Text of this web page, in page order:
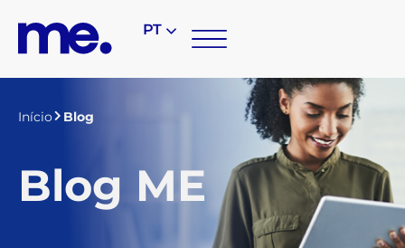
PT
Início Blog
Blog ME